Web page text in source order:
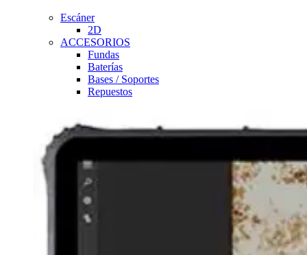
Escáner
2D
ACCESORIOS
Fundas
Baterías
Bases / Soportes
Repuestos